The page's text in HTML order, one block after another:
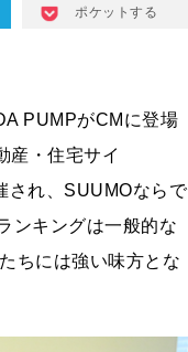
ポケットする
PUMPがCMに登場
産・住宅サイ
され、SUUMOならで
ンキングは一般的な
ちには強い味方とな